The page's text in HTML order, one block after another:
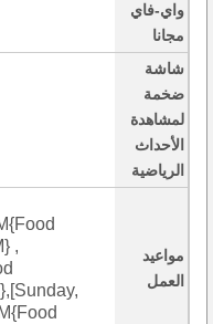
واي-فاي
مجانا
شاشة
ضخمة
لمشاهدة
الأحداث
الرياضية
مواعيد
العمل
,